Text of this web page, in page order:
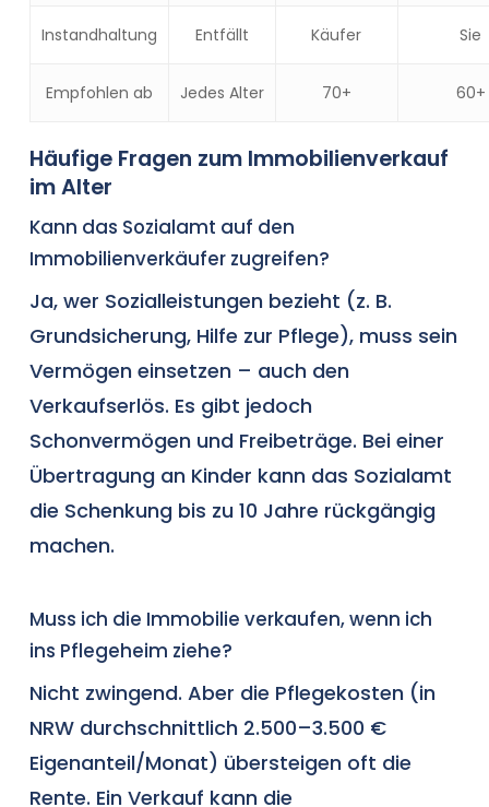
Instandhaltung Entfällt Käufer Sie
Empfohlen ab Jedes Alter 70+ 60+
Häufige Fragen zum Immobilienverkauf
im Alter
Kann das Sozialamt auf den
Immobilienverkäufer zugreifen?
Ja, wer Sozialleistungen bezieht (z. B.
Grundsicherung, Hilfe zur Pflege), muss sein
Vermögen einsetzen – auch den
Verkaufserlös. Es gibt jedoch
Schonvermögen und Freibeträge. Bei einer
Übertragung an Kinder kann das Sozialamt
die Schenkung bis zu 10 Jahre rückgängig
machen.
Muss ich die Immobilie verkaufen, wenn ich
ins Pflegeheim ziehe?
Nicht zwingend. Aber die Pflegekosten (in
NRW durchschnittlich 2.500–3.500 €
Eigenanteil/Monat) übersteigen oft die
Rente. Ein Verkauf kann die